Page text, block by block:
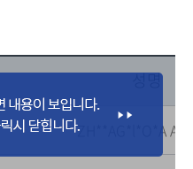
성명
ZH**AG*l*O*A